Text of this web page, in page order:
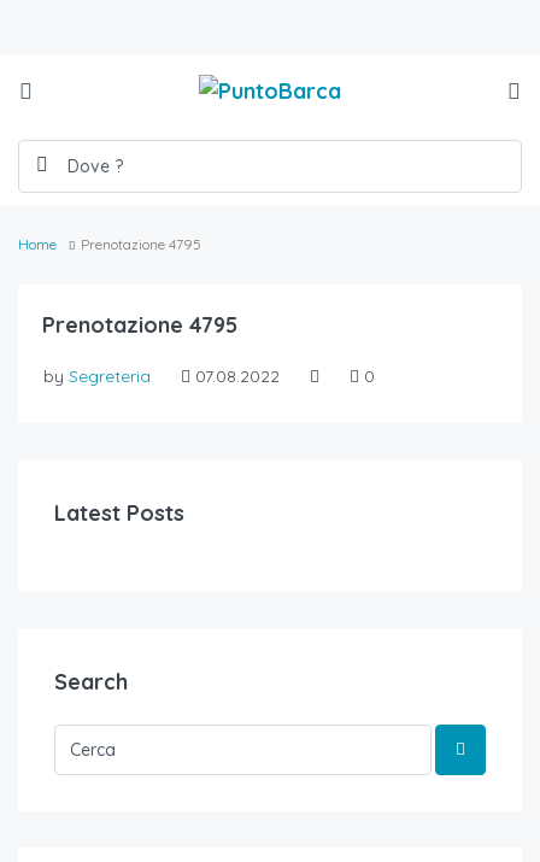
Home Prenotazione 4795
Prenotazione 4795
by Segreteria 07.08.2022 0
Latest Posts
Search